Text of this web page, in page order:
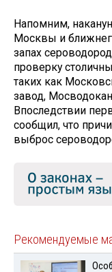
Напомним,
Москвы и
запах
проверку
таких как
завод,
Впоследствии
сообщил, что
выброс
Рекомендуемые